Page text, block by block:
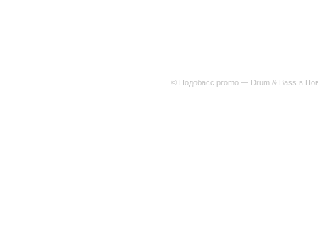
© Подобасс promo — Drum & Bass в